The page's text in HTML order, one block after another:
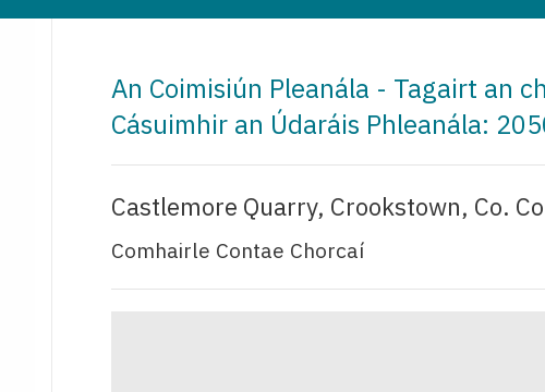
An Coimisiún Pleanála - Tagairt an
Cásuimhir an Údaráis Phleanála:
Castlemore Quarry, Crookstown, Co.
Comhairle Contae Chorcaí